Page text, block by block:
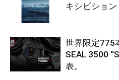
キシビション
世界限定775
SEAL 3500
表。